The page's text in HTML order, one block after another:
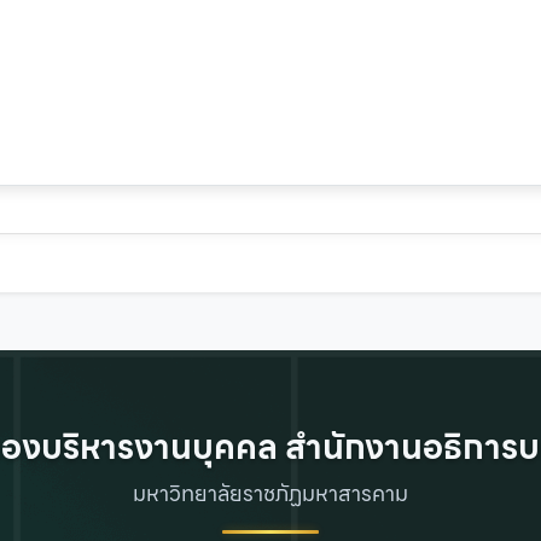
งบริหารงานบุคคล สำนักงานอธิการ
มหาวิทยาลัยราชภัฏมหาสารคาม